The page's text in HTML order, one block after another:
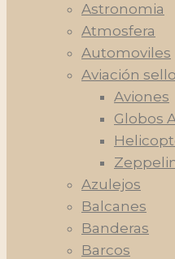
Astronomia
Atmosfera
Automoviles
Aviación
Aviones
Globos
Azulejos
Balcanes
Banderas
Barcos